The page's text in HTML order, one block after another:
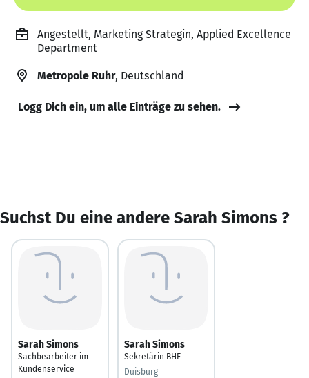
Angestellt, Marketing Strategin, Applied Excellence
Department
Metropole Ruhr, Deutschland
Logg Dich ein, um alle Einträge zu sehen.
Suchst Du eine andere Sarah Simons ?
Sarah Simons
Sachbearbeiter im
Kundenservice
Sarah Simons
Sekretärin BHE
Duisburg